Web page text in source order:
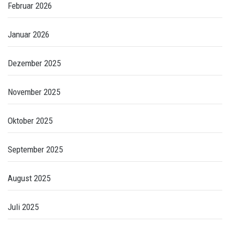
Februar 2026
Januar 2026
Dezember 2025
November 2025
Oktober 2025
September 2025
August 2025
Juli 2025